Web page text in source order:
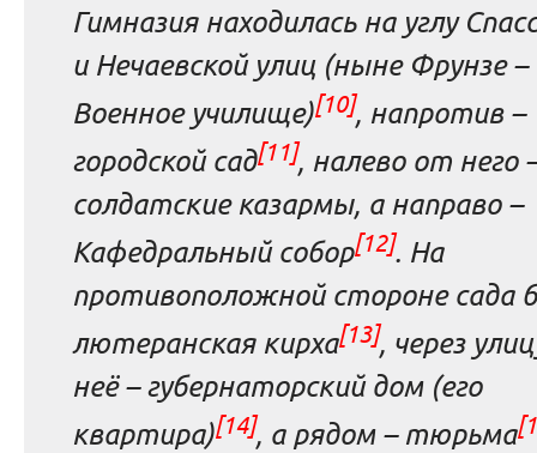
Гимназия находилась на углу
и Нечаевской улиц (ныне Фрунзе –
Военное училище)[10], напротив –
городской сад[11], налево от него
солдатские казармы, а направо –
Кафедральный собор[12]. На
противоположной стороне сада
лютеранская кирха[13], через
неё – губернаторский дом (его
квартира)[14], а рядом – тюрьма